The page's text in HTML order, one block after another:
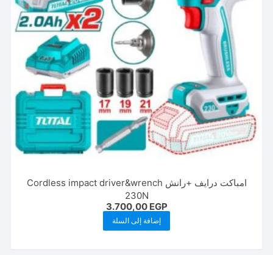
امباكت درايف +رانش Cordless impact driver&wrench
230N
3.700,00 EGP
إضافة إلى السلة